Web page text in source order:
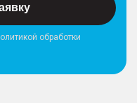
обработки